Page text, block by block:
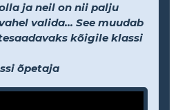
ja neil on nii palju
valida... See muudab
kõigile klassi
õpetaja